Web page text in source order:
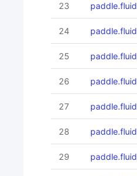
23
24
25
26
27
28
29